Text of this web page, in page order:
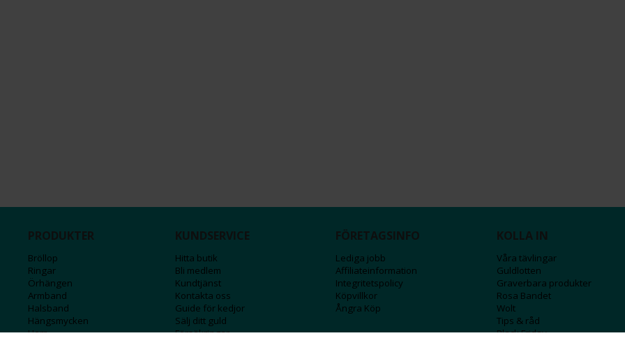
PRODUKTER
Bröllop
Ringar
Örhängen
Armband
Halsband
Hängsmycken
Herr
KUNDSERVICE
Hitta butik
Bli medlem
Kundtjänst
Kontakta oss
Guide för kedjor
Sälj ditt guld
Försäkringar
FÖRETAGSINFO
Lediga jobb
Affiliateinformation
Integritetspolicy
Köpvillkor
Ångra Köp
KOLLA IN
Våra tävlingar
Guldlotten
Graverbara produkter
Rosa Bandet
Wolt
Tips & råd
Black Friday